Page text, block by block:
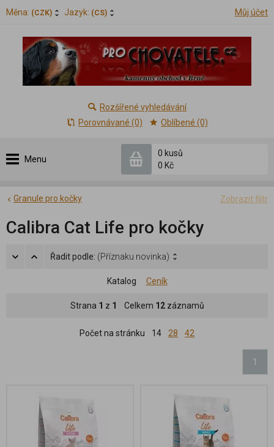
Měna: (CZK) Jazyk: (CS) Můj účet
Menu
0 kusů
0 Kč
Rozšířené vyhledávání
Porovnávané (0)
Oblíbené (0)
Zobrazit filtr
Granule pro kočky
Calibra Cat Life pro kočky
Řadit podle: (Příznaku novinka)
Katalog Ceník
Strana 1 z 1 Celkem 12záznamů
Počet na stránku 14 28 42
1